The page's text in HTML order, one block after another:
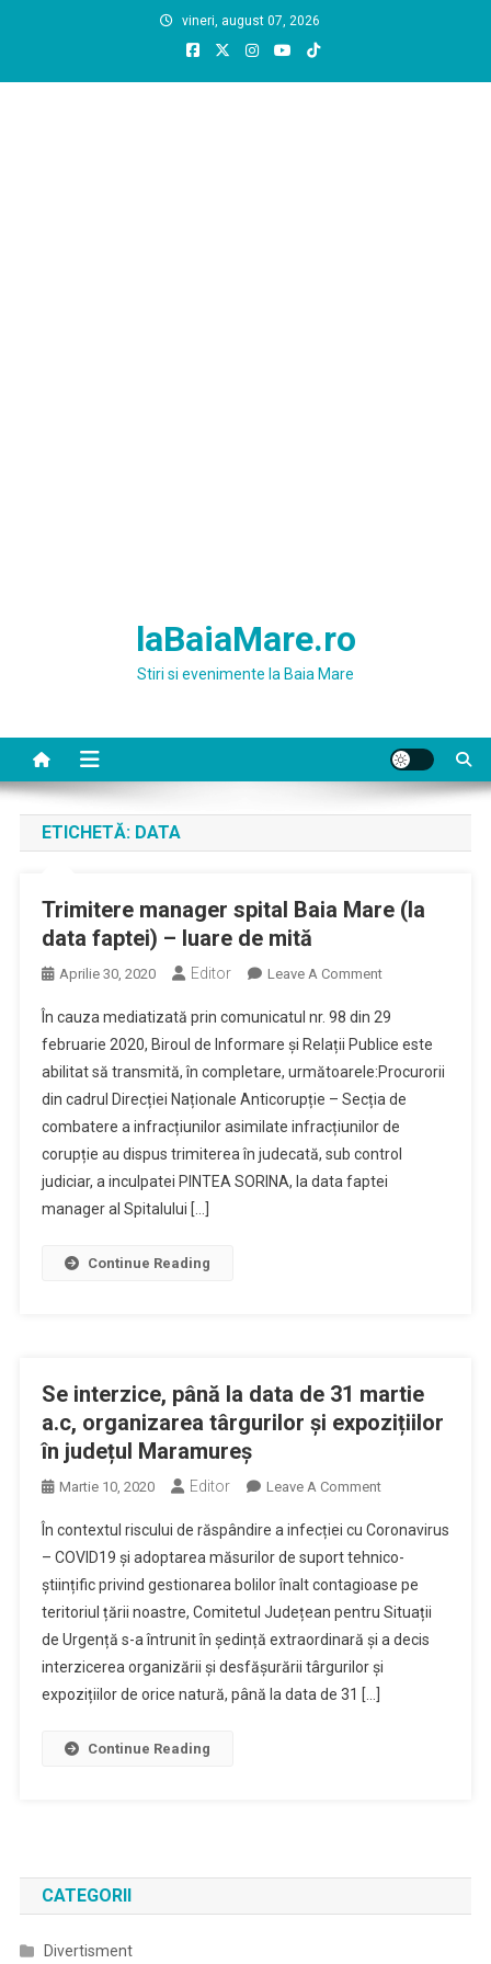
vineri, august 07, 2026
laBaiaMare.ro
Stiri si evenimente la Baia Mare
ETICHETĂ: DATA
Trimitere manager spital Baia Mare (la
data faptei) – luare de mită
Aprilie 30, 2020 Editor Leave A CommentOn
Manager
Spital
Baia
Mare
(la
Data
Faptei)
În cauza mediatizată prin comunicatul nr. 98 din 29
februarie 2020, Biroul de Informare și Relații Publice este
abilitat să transmită, în completare, următoarele:Procurorii
din cadrul Direcției Naționale Anticorupție – Secția de
combatere a infracțiunilor asimilate infracțiunilor de
corupție au dispus trimiterea în judecată, sub control
judiciar, a inculpatei PINTEA SORINA, la data faptei
manager al Spitalului […]
Continue Reading
Se interzice, până la data de 31 martie
a.c, organizarea târgurilor și expozițiilor
în județul Maramureș
Martie 10, 2020 Editor Leave A CommentOn
Interzice,
Până
La
Data
De
31
În contextul riscului de răspândire a infecției cu Coronavirus
– COVID19 și adoptarea măsurilor de suport tehnico-
științific privind gestionarea bolilor înalt contagioase pe
teritoriul țării noastre, Comitetul Județean pentru Situații
de Urgență s-a întrunit în ședință extraordinară și a decis
interzicerea organizării și desfășurării târgurilor și
expozițiilor de orice natură, până la data de 31 […]
Continue Reading
CATEGORII
Divertisment